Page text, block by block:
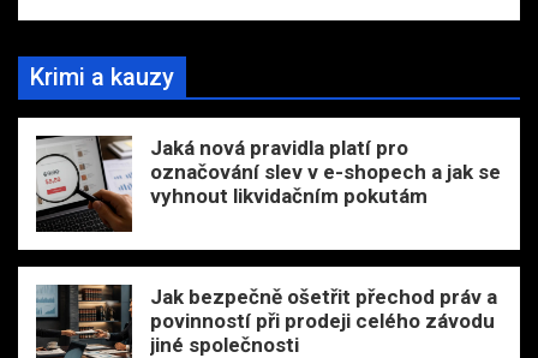
Krimi a kauzy
Jaká nová pravidla platí pro
označování slev v e-shopech a jak se
vyhnout likvidačním pokutám
Jak bezpečně ošetřit přechod práv a
povinností při prodeji celého závodu
jiné společnosti